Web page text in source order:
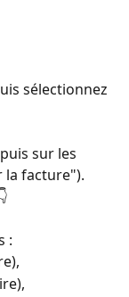
sélectionnez
sur les
la facture").
: